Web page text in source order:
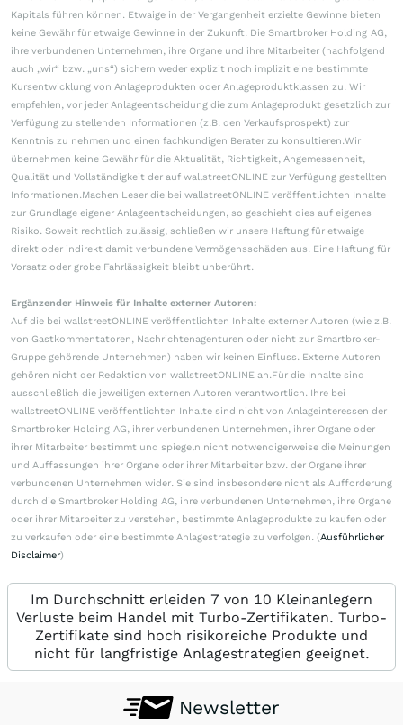
Kapitals führen können. Etwaige in der Vergangenheit erzielte Gewinne bieten
keine Gewähr für etwaige Gewinne in der Zukunft. Die Smartbroker Holding AG,
ihre verbundenen Unternehmen, ihre Organe und ihre Mitarbeiter (nachfolgend
auch „wir“ bzw. „uns“) sichern weder explizit noch implizit eine bestimmte
Kursentwicklung von Anlageprodukten oder Anlageproduktklassen zu. Wir
empfehlen, vor jeder Anlageentscheidung die zum Anlageprodukt gesetzlich zur
Verfügung zu stellenden Informationen (z.B. den Verkaufsprospekt) zur
Kenntnis zu nehmen und einen fachkundigen Berater zu konsultieren.Wir
übernehmen keine Gewähr für die Aktualität, Richtigkeit, Angemessenheit,
Qualität und Vollständigkeit der auf wallstreetONLINE zur Verfügung gestellten
Informationen.Machen Leser die bei wallstreetONLINE veröffentlichten Inhalte
zur Grundlage eigener Anlageentscheidungen, so geschieht dies auf eigenes
Risiko. Soweit rechtlich zulässig, schließen wir unsere Haftung für etwaige
direkt oder indirekt damit verbundene Vermögensschäden aus. Eine Haftung für
Vorsatz oder grobe Fahrlässigkeit bleibt unberührt.
Ergänzender Hinweis für Inhalte externer Autoren:
Auf die bei wallstreetONLINE veröffentlichten Inhalte externer Autoren (wie z.B.
von Gastkommentatoren, Nachrichtenagenturen oder nicht zur Smartbroker-
Gruppe gehörende Unternehmen) haben wir keinen Einfluss. Externe Autoren
gehören nicht der Redaktion von wallstreetONLINE an.Für die Inhalte sind
ausschließlich die jeweiligen externen Autoren verantwortlich. Ihre bei
wallstreetONLINE veröffentlichten Inhalte sind nicht von Anlageinteressen der
Smartbroker Holding AG, ihrer verbundenen Unternehmen, ihrer Organe oder
ihrer Mitarbeiter bestimmt und spiegeln nicht notwendigerweise die Meinungen
und Auffassungen ihrer Organe oder ihrer Mitarbeiter bzw. der Organe ihrer
verbundenen Unternehmen wider. Sie sind insbesondere nicht als Aufforderung
durch die Smartbroker Holding AG, ihre verbundenen Unternehmen, ihre Organe
oder ihrer Mitarbeiter zu verstehen, bestimmte Anlageprodukte zu kaufen oder
zu verkaufen oder eine bestimmte Anlagestrategie zu verfolgen. (Ausführlicher
Disclaimer)
Im Durchschnitt erleiden 7 von 10 Kleinanlegern
Verluste beim Handel mit Turbo-Zertifikaten. Turbo-
Zertifikate sind hoch risikoreiche Produkte und
nicht für langfristige Anlagestrategien geeignet.
Newsletter